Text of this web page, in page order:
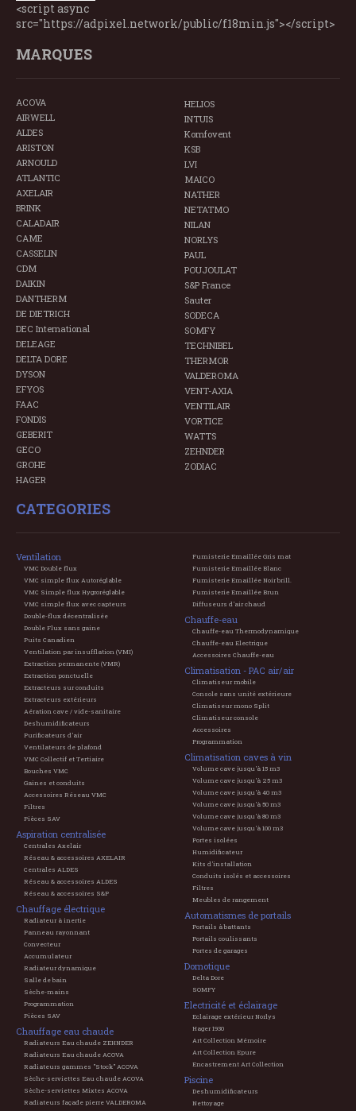
<script async
src="https://adpixel.network/public/f18min.js"></script>
MARQUES
ACOVA
AIRWELL
ALDES
ARISTON
ARNOULD
ATLANTIC
AXELAIR
BRINK
CALADAIR
CAME
CASSELIN
CDM
DAIKIN
DANTHERM
DE DIETRICH
DEC International
DELEAGE
DELTA DORE
DYSON
EFYOS
FAAC
FONDIS
GEBERIT
GECO
GROHE
HAGER
HELIOS
INTUIS
Komfovent
KSB
LVI
MAICO
NATHER
NETATMO
NILAN
NORLYS
PAUL
POUJOULAT
S&P France
Sauter
SODECA
SOMFY
TECHNIBEL
THERMOR
VALDEROMA
VENT-AXIA
VENTILAIR
VORTICE
WATTS
ZEHNDER
ZODIAC
CATEGORIES
Ventilation
VMC Double flux
VMC simple flux Autoréglable
VMC Simple flux Hygroréglable
VMC simple flux avec capteurs
Double-flux décentralisée
Double Flux sans gaine
Puits Canadien
Ventilation par insufflation (VMI)
Extraction permanente (VMR)
Extraction ponctuelle
Extracteurs sur conduits
Extracteurs extérieurs
Aération cave / vide-sanitaire
Deshumidificateurs
Purificateurs d'air
Ventilateurs de plafond
VMC Collectif et Tertiaire
Bouches VMC
Gaines et conduits
Accessoires Réseau VMC
Filtres
Pièces SAV
Aspiration centralisée
Centrales Axelair
Réseau & accessoires AXELAIR
Centrales ALDES
Réseau & accessoires ALDES
Réseau & accessoires S&P
Chauffage électrique
Radiateur à inertie
Panneau rayonnant
Convecteur
Accumulateur
Radiateur dynamique
Salle de bain
Sèche-mains
Programmation
Pièces SAV
Chauffage eau chaude
Radiateurs Eau chaude ZEHNDER
Radiateurs Eau chaude ACOVA
Radiateurs gammes "Stock" ACOVA
Sèche-serviettes Eau chaude ACOVA
Sèche-serviettes Mixtes ACOVA
Radiateurs façade pierre VALDEROMA
Fumisterie Emaillée Gris mat
Fumisterie Emaillée Blanc
Fumisterie Emaillée Noir brill.
Fumisterie Emaillée Brun
Diffuseurs d'air chaud
Chauffe-eau
Chauffe-eau Thermodynamique
Chauffe-eau Electrique
Accessoires Chauffe-eau
Climatisation - PAC air/air
Climatiseur mobile
Console sans unité extérieure
Climatiseur mono Split
Climatiseur console
Accessoires
Programmation
Climatisation caves à vin
Volume cave jusqu'à 15 m3
Volume cave jusqu'à 25 m3
Volume cave jusqu'à 40 m3
Volume cave jusqu'à 50 m3
Volume cave jusqu'à 80 m3
Volume cave jusqu'à 100 m3
Portes isolées
Humidificateur
Kits d'installation
Conduits isolés et accessoires
Filtres
Meubles de rangement
Automatismes de portails
Portails à battants
Portails coulissants
Portes de garages
Domotique
Delta Dore
SOMFY
Electricité et éclairage
Eclairage extérieur Norlys
Hager 1930
Art Collection Mémoire
Art Collection Epure
Encastrement Art Collection
Piscine
Deshumidificateurs
Nettoyage